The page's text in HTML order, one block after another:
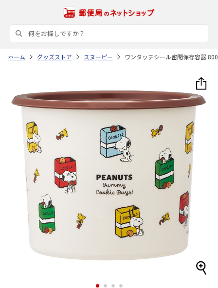
ホーム グッズストア スヌーピー ワンタッチシール密閉保存容器